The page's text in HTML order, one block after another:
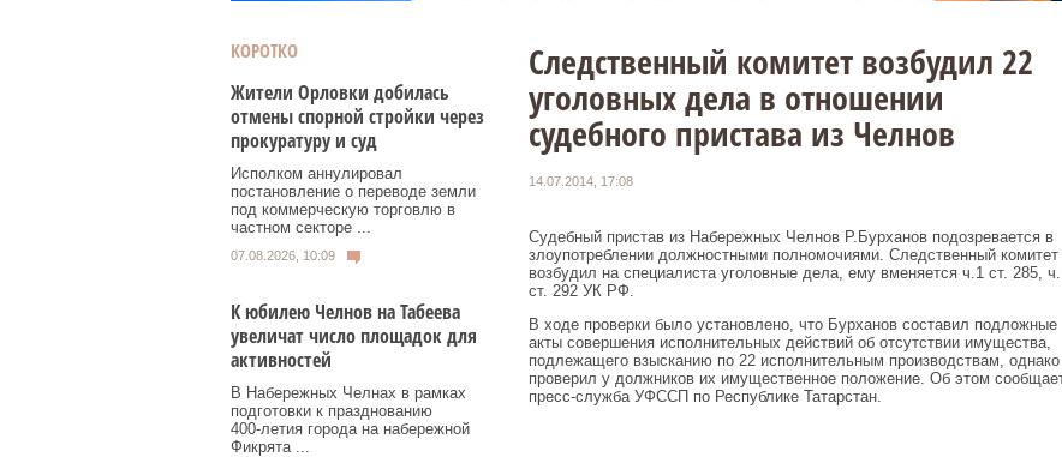
КОРОТКО
Жители Орловки добилась
отмены спорной стройки через
прокуратуру и суд
Исполком аннулировал
постановление о переводе земли
под коммерческую торговлю в
частном секторе ...
07.08.2026, 10:09
К юбилею Челнов на Табеева
увеличат число площадок для
активностей
В Набережных Челнах в рамках
подготовки к празднованию
400‑летия города на набережной
Фикрята ...
Следственный комитет возбудил 22
уголовных дела в отношении
судебного пристава из Челнов
14.07.2014, 17:08
Судебный пристав из Набережных Челнов Р.Бурханов подозревается в
злоупотреблении должностными полномочиями. Следственный комитет
возбудил на специалиста уголовные дела, ему вменяется ч.1 ст. 285,
ст. 292 УК РФ.
В ходе проверки было установлено, что Бурханов составил подложные
акты совершения исполнительных действий об отсутствии имущества,
подлежащего взысканию по 22 исполнительным производствам, однако
проверил у должников их имущественное положение. Об этом
пресс-служба УФССП по Республике Татарстан.